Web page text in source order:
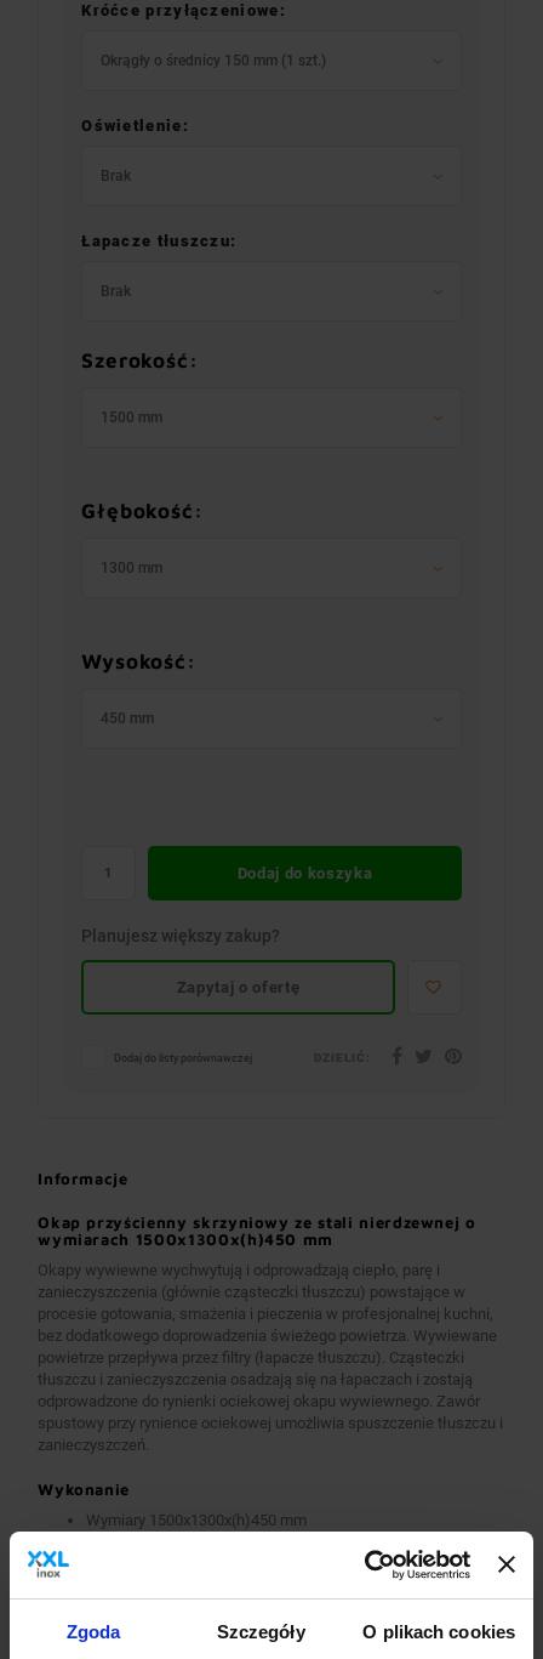
Zgoda Szczegóły O plikach cookies
Króćce przyłączeniowe:
Okrągły o średnicy 150 mm (1 szt.)
Oświetlenie:
Brak
Łapacze tłuszczu:
Brak
Szerokość:
1500 mm
Głębokość:
1300 mm
Wysokość:
450 mm
Dodaj do koszyka
Planujesz większy zakup?
Zapytaj o ofertę
Dodaj do listy porównawczej
Informacje
Okap przyścienny skrzyniowy ze stali nierdzewnej o
wymiarach 1500x1300x(h)450 mm
Okapy wywiewne wychwytują i odprowadzają ciepło, parę i
zanieczyszczenia (głównie cząsteczki tłuszczu) powstające w
procesie gotowania, smażenia i pieczenia w profesjonalnej kuchni,
bez dodatkowego doprowadzenia świeżego powietrza. Wywiewane
powietrze przepływa przez filtry (łapacze tłuszczu). Cząsteczki
tłuszczu i zanieczyszczenia osadzają się na łapaczach i zostają
odprowadzone do rynienki ociekowej okapu wywiewnego. Zawór
spustowy przy rynience ociekowej umożliwia spuszczenie tłuszczu i
zanieczyszczeń.
Wykonanie
Wymiary 1500x1300x(h)450 mm
Okapy wywiewne o wymiarach A>2600 mm wykonane są w
wersji łączonej (skręcanej) z dwóch lub więcej przelotowych
Okapy wyposażone są w system otworów i zawiesi